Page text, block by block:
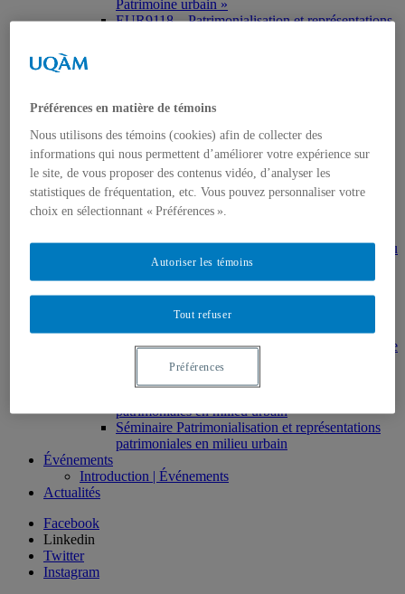
Patrimoine urbain »
EUR9118 – Patrimonialisation et représentations
Muséologie, médiation et patrimoine
HAR2644 – Animation, communications,
Direction de thèses et de mémoires
Stages
MDT8001 – Épistémologie des études
touristiques
MDT8101 – Culture et tourisme
EUR7102 – Dimensions sociales et culturelles du
tourisme
EUR8216 – Méthodes d’analyse du cadre bâti
EUR8460 – Patrimoine et requalification des
espaces urbains
EUR8511 – Patrimoine et développement local
EUT1065 – Gestion et valorisation du patrimoine
patrimoniales en milieu urbain
Séminaire Patrimonialisation et représentations
patrimoniales en milieu urbain
Événements
Introduction | Événements
Actualités
Facebook
Linkedin
Twitter
Instagram
Préférences en matière de témoins
Nous utilisons des témoins (cookies) afin de collecter des
informations qui nous permettent d’améliorer votre expérience sur
le site, de vous proposer des contenus vidéo, d’analyser les
statistiques de fréquentation, etc. Vous pouvez personnaliser votre
choix en sélectionnant « Préférences ».
Tout refuser
Autoriser les témoins
Préférences